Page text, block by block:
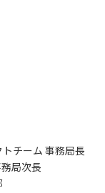
チーム 事務局長
局次長